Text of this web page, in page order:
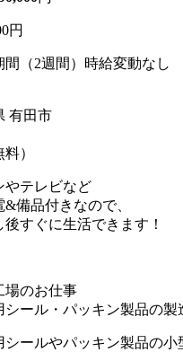
円
（2週間）時給変動なし
有田市
）
やテレビなど
備品付きなので、
後すぐに生活できます！
場のお仕事
ール・パッキン製品の
シールやパッキン製品の